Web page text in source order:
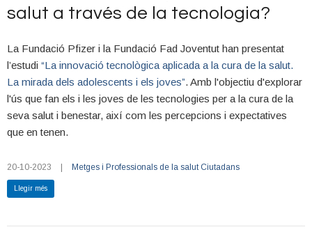
salut a través de la tecnologia?
La Fundació Pfizer i la Fundació Fad Joventut han presentat
l’estudi “La innovació tecnològica aplicada a la cura de la salut.
La mirada dels adolescents i els joves”. Amb l'objectiu d'explorar
l'ús que fan els i les joves de les tecnologies per a la cura de la
seva salut i benestar, així com les percepcions i expectatives
que en tenen.
L'estudi es basa en una enquesta realitzada a una mostra de
1.504 joves entre 15 i 29 anys, realitzada entre maig i juny
d'aquest any 2023, i entrevistes i tallers amb experts i expertes
20-10-2023 | Metges i Professionals de la salut Ciutadans
Llegir més